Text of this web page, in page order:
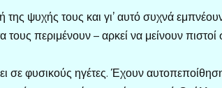
ψυχής τους και γι’ αυτό συχνά
τους περιμένουν – αρκεί να μείνουν πιστοί
σε φυσικούς ηγέτες. Έχουν